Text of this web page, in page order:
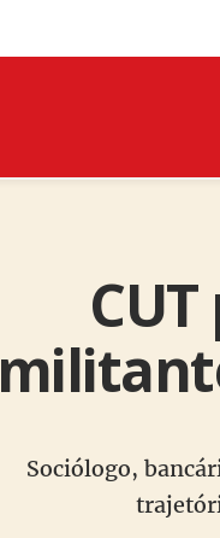
Sociólogo,